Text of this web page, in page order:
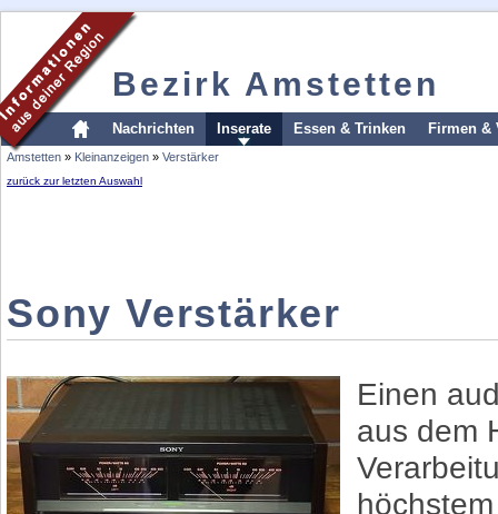
Bezirk Amstetten
Nachrichten Inserate Essen & Trinken Firmen &
Amstetten » Kleinanzeigen » Verstärker
zurück zur letzten Auswahl
Sony Verstärker
Einen
aus dem